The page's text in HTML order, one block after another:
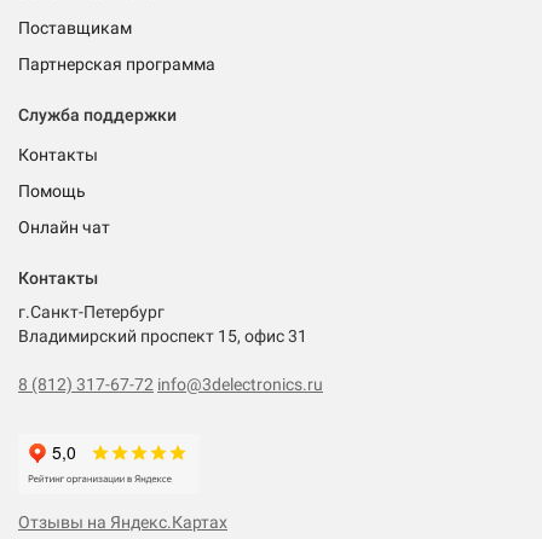
Поставщикам
Партнерская программа
Служба поддержки
Контакты
Помощь
Онлайн чат
Контакты
г.Санкт-Петербург
Владимирский проспект 15, офис 31
8 (812) 317-67-72 info@3delectronics.ru
Отзывы на Яндекс.Картах